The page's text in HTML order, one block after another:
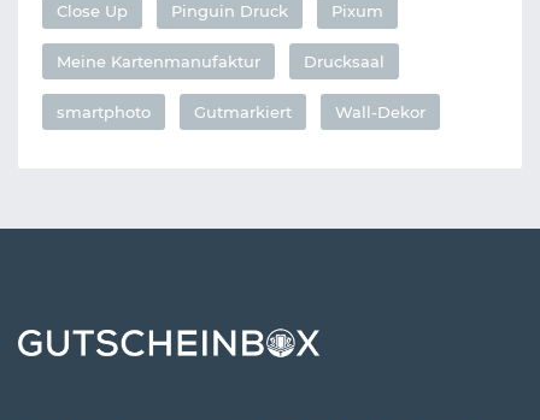
Close Up Pinguin Druck Pixum
Meine Kartenmanufaktur Drucksaal
smartphoto Gutmarkiert Wall-Dekor